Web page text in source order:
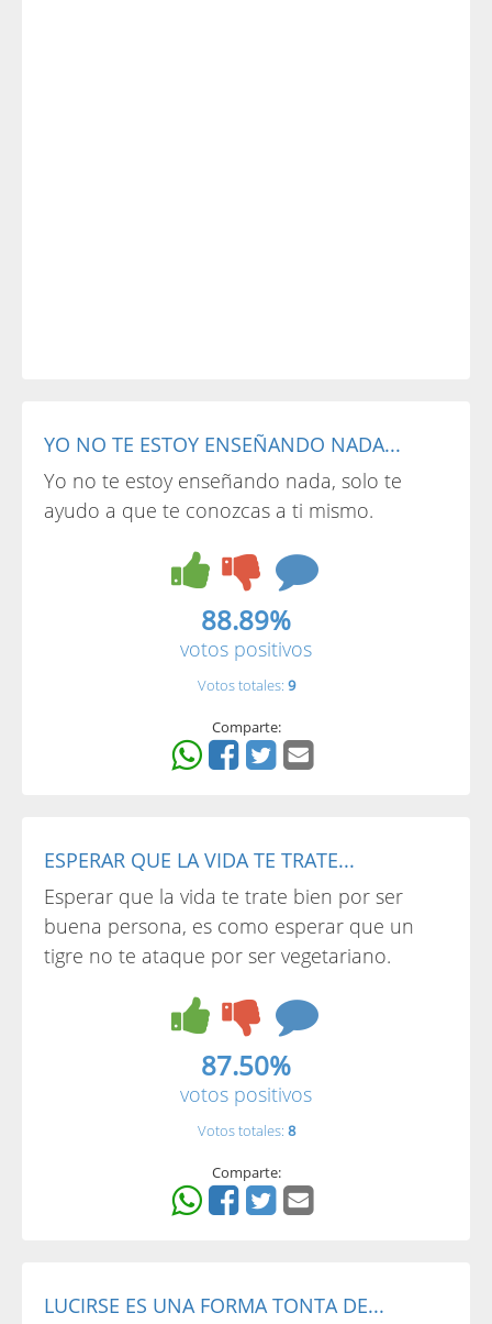
YO NO TE ESTOY ENSEÑANDO NADA...
Yo no te estoy enseñando nada, solo te
ayudo a que te conozcas a ti mismo.
88.89%
votos positivos
Votos totales: 9
Comparte:
ESPERAR QUE LA VIDA TE TRATE...
Esperar que la vida te trate bien por ser
buena persona, es como esperar que un
tigre no te ataque por ser vegetariano.
87.50%
votos positivos
Votos totales: 8
Comparte:
LUCIRSE ES UNA FORMA TONTA DE...